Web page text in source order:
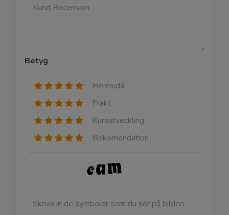
Kund Recension
Betyg
Hemsida
Frakt
Kursutveckling
Rekomendation
Skriva in de symboler som du ser på bilden